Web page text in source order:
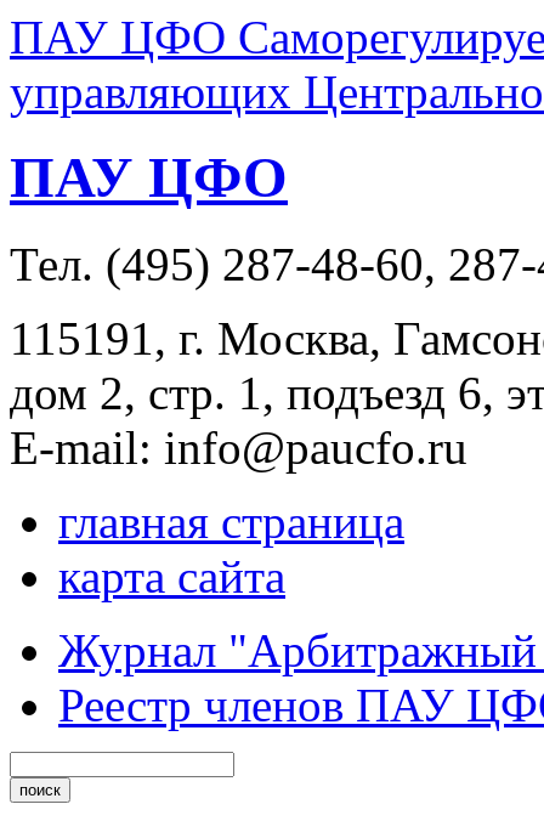
ПАУ ЦФО
управляющих
ПАУ ЦФО
Тел. (495) 287-48-60,
115191, г. Москва,
дом 2, стр. 1, подъезд 6,
E-mail: info@paucfo.ru
главная страница
карта сайта
Журнал
Реестр членов ПАУ